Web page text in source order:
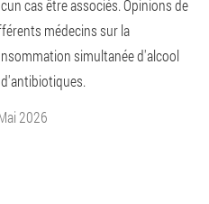
cas être associés. Opinions de
médecins sur la
simultanée d'alcool
2026